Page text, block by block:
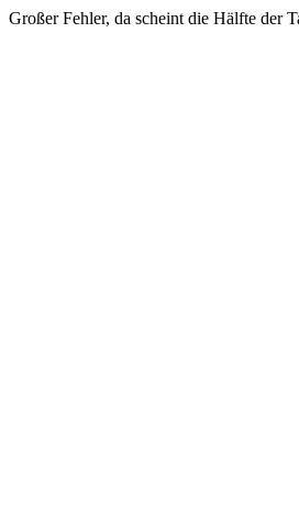
Großer Fehler, da scheint die Hälfte der